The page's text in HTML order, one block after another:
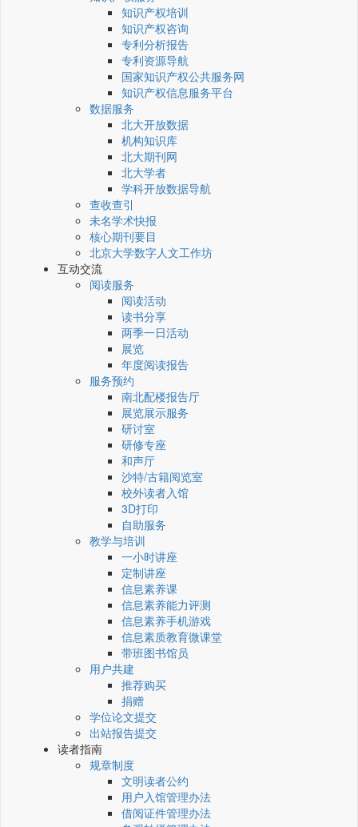
知识产权培训
知识产权咨询
专利分析报告
专利资源导航
国家知识产权公共服务网
知识产权信息服务平台
数据服务
北大开放数据
机构知识库
北大期刊网
北大学者
学科开放数据导航
查收查引
未名学术快报
核心期刊要目
北京大学数字人文工作坊
互动交流
阅读服务
阅读活动
读书分享
两季一日活动
展览
年度阅读报告
服务预约
南北配楼报告厅
展览展示服务
研讨室
研修专座
和声厅
沙特/古籍阅览室
校外读者入馆
3D打印
自助服务
教学与培训
一小时讲座
定制讲座
信息素养课
信息素养能力评测
信息素养手机游戏
信息素质教育微课堂
带班图书馆员
用户共建
推荐购买
捐赠
学位论文提交
出站报告提交
读者指南
规章制度
文明读者公约
用户入馆管理办法
借阅证件管理办法